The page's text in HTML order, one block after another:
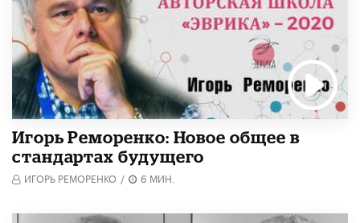
Игорь Реморенко: Новое общее в
стандартах будущего
ИГОРЬ РЕМОРЕНКО / 6 МИН.